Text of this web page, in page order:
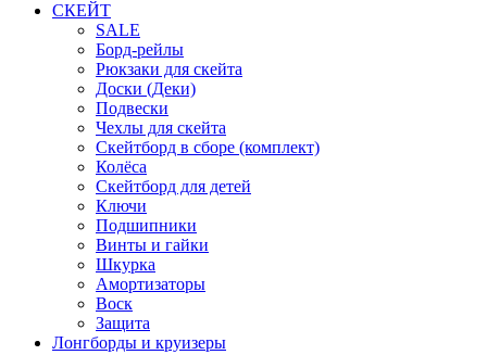
СКЕЙТ
SALE
Борд-рейлы
Рюкзаки для скейта
Доски (Деки)
Подвески
Чехлы для скейта
Скейтборд в сборе (комплект)
Колёса
Скейтборд для детей
Ключи
Подшипники
Винты и гайки
Шкурка
Амортизаторы
Воск
Защита
Лонгборды и круизеры